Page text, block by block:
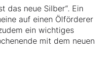
das neue Silber“. Ein
auf einen Ölförderer
ein wichtiges
mit dem neuen